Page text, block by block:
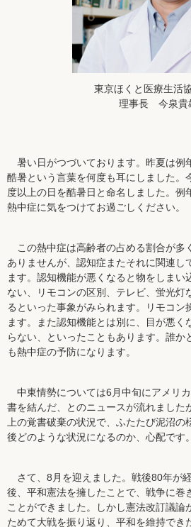
東京ほくと医療生活
理事長 今泉貴
暑い日がつづいております。昨夏は例
酷暑という言葉を何度も耳にしました。
度以上の日を酷暑日と命名しました。例
熱中症に気をつけてお過ごしください。
この熱中症は高齢者の占める割合が多
ありませんが、認知症またそれに関連し
ます。認知機能が悪くなると物をしまい
ない、リモコンの区別、テレビ、蛍光灯
るといった事象がみられます。リモコン
ます。また認知機能とは別に、目が悪く
らない、といったこともあります。誰か
も熱中症の予防になります。
中東情勢については6月中旬にアメリ
書を結んだ、とのニュースが流れました
上の覚書破棄の状況で、ふたたび泥沼の
後どのような状況になるのか、心配です。
さて、8月を迎えました。戦後80年が
後、平和憲法を擁したことで、戦争に巻
ことができました。しかし憲法改訂議論
ためて大戦を振り返り、平和を維持でき